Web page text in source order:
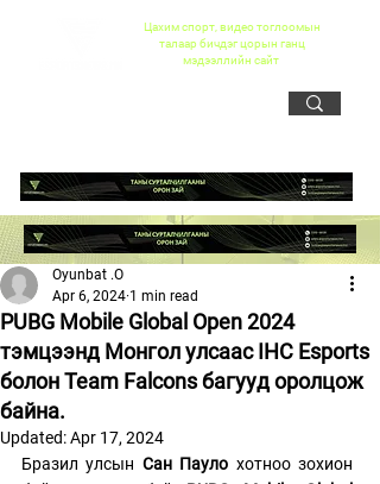
Цахим спорт, видео тоглоомын
талаар бичдэг цорын ганц
мэдээллийн сайт
PUBG Mobile Global Open 2024
тэмцээнд Монгол улсаас IHC Esports
болон Team Falcons багууд оролцож
байна.
Oyunbat .O
Apr 6, 2024 1 min read
Updated:Apr 17, 2024
Бразил улсын Сан Пауло хотноо зохион